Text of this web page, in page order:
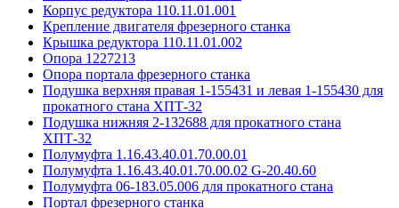
Корпус редуктора 110.11.01.001
Крепление двигателя фрезерного станка
Крышка редуктора 110.11.01.002
Опора 1227213
Опора портала фрезерного станка
Подушка верхняя правая 1-155431 и левая 1-155430 для
прокатного стана ХПТ-32
Подушка нижняя 2-132688 для прокатного стана
ХПТ-32
Полумуфта 1.16.43.40.01.70.00.01
Полумуфта 1.16.43.40.01.70.00.02 G-20.40.60
Полумуфта 06-183.05.006 для прокатного стана
Портал фрезерного станка